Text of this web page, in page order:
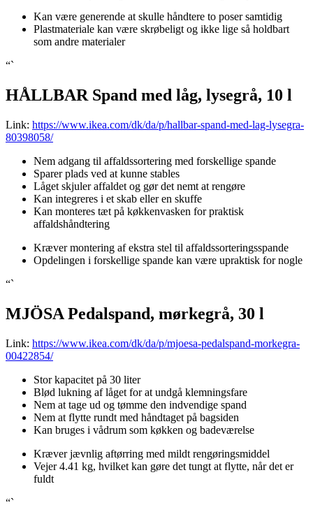
Kan være generende at skulle håndtere to poser samtidig
Plastmateriale kan være skrøbeligt og ikke lige så holdbart
som andre materialer
“`
HÅLLBAR Spand med låg, lysegrå, 10 l
Link: https://www.ikea.com/dk/da/p/hallbar-spand-med-lag-lysegra-
80398058/
Nem adgang til affaldssortering med forskellige spande
Sparer plads ved at kunne stables
Låget skjuler affaldet og gør det nemt at rengøre
Kan integreres i et skab eller en skuffe
Kan monteres tæt på køkkenvasken for praktisk
affaldshåndtering
Kræver montering af ekstra stel til affaldssorteringsspande
Opdelingen i forskellige spande kan være upraktisk for nogle
“`
MJÖSA Pedalspand, mørkegrå, 30 l
Link: https://www.ikea.com/dk/da/p/mjoesa-pedalspand-morkegra-
00422854/
Stor kapacitet på 30 liter
Blød lukning af låget for at undgå klemningsfare
Nem at tage ud og tømme den indvendige spand
Nem at flytte rundt med håndtaget på bagsiden
Kan bruges i vådrum som køkken og badeværelse
Kræver jævnlig aftørring med mildt rengøringsmiddel
Vejer 4.41 kg, hvilket kan gøre det tungt at flytte, når det er
fuldt
“`